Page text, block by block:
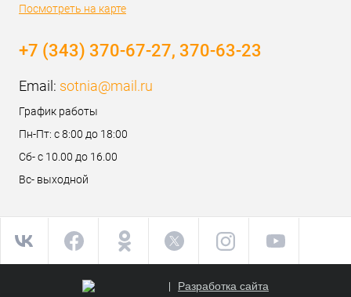
Посмотреть на карте
+7 (343) 370-67-27, 370-63-23
Email: sotnia@mail.ru
График работы
Пн-Пт: с 8:00 до 18:00
Сб- с 10.00 до 16.00
Вс- выходной
Разработка сайта